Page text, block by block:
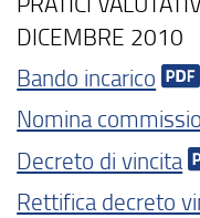
DICEMBRE 2010
Bando incarico
Nomina
Decreto di vincita
Rettifica decreto